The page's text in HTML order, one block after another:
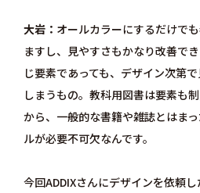
大岩
オールカラーにするだけで
ますし、見やすさもかなり改善で
じ要素であっても、デザイン次第
しまうもの。教科用図書は要素も
から、一般的な書籍や雑誌とはま
ルが必要不可欠なんです。
今回ADDIXさんにデザインを依頼